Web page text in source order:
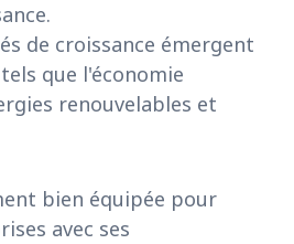
de croissance émergent
que l'économie
renouvelables et
bien équipée pour
avec ses